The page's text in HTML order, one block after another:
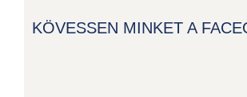
KÖVESSEN MINKET A